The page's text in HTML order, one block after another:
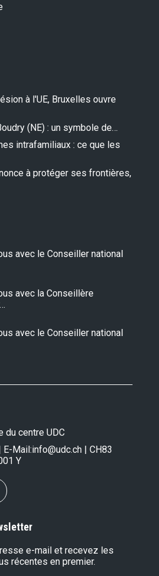
à l'UE, Bruxelles ouvre
(NE) : un symbole de…
intrafamiliaux : ce que les
à protéger ses frontières,
avec le Conseiller national
avec la Conseillère
avec le Conseiller national
du centre UDC
E-Mail:info@udc.ch | CH83
Y
e-mail et recevez les
récentes en premier.